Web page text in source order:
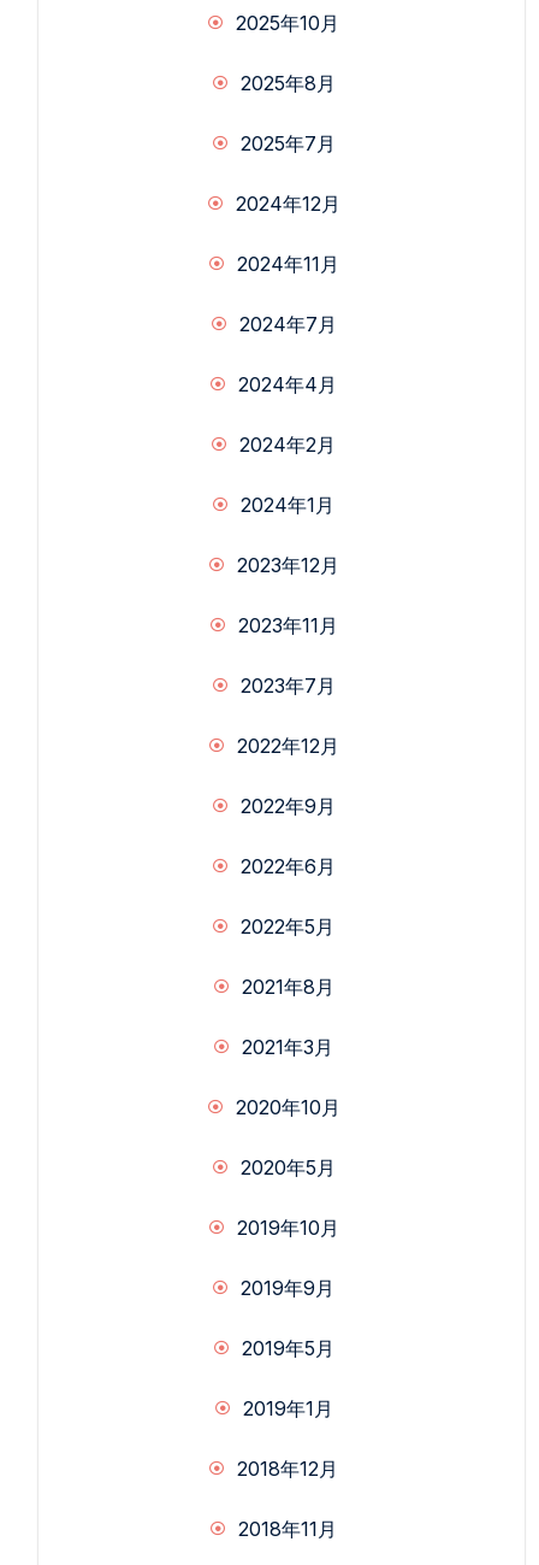
2025年10月
2025年8月
2025年7月
2024年12月
2024年11月
2024年7月
2024年4月
2024年2月
2024年1月
2023年12月
2023年11月
2023年7月
2022年12月
2022年9月
2022年6月
2022年5月
2021年8月
2021年3月
2020年10月
2020年5月
2019年10月
2019年9月
2019年5月
2019年1月
2018年12月
2018年11月